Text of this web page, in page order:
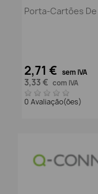
Porta-Cartões De
2,71 € sem IVA
3,33 € com IVA
0 Avaliação(ões)